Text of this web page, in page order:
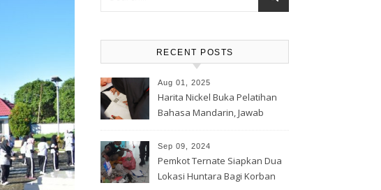
RECENT POSTS
Aug 01, 2025
Harita Nickel Buka Pelatihan
Bahasa Mandarin, Jawab
Sep 09, 2024
Pemkot Ternate Siapkan Dua
Lokasi Huntara Bagi Korban